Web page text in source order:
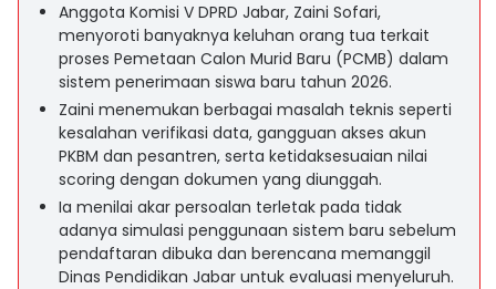
Anggota Komisi V DPRD Jabar, Zaini Sofari,
menyoroti banyaknya keluhan orang tua terkait
proses Pemetaan Calon Murid Baru (PCMB) dalam
sistem penerimaan siswa baru tahun 2026.
Zaini menemukan berbagai masalah teknis seperti
kesalahan verifikasi data, gangguan akses akun
PKBM dan pesantren, serta ketidaksesuaian nilai
scoring dengan dokumen yang diunggah.
Ia menilai akar persoalan terletak pada tidak
adanya simulasi penggunaan sistem baru sebelum
pendaftaran dibuka dan berencana memanggil
Dinas Pendidikan Jabar untuk evaluasi menyeluruh.